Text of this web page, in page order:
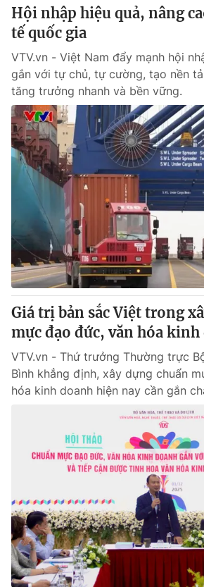
Hội nhập hiệu quả, nâng
tế quốc gia
VTV.vn - Việt Nam đẩy mạnh hội
gắn với tự chủ, tự cường, tạo nền
tăng trưởng nhanh và bền vững.
Giá trị bản sắc Việt trong
mực đạo đức, văn hóa
VTV.vn - Thứ trưởng Thường trực
Bình khẳng định, xây dựng chuẩn
hóa kinh doanh hiện nay cần gắn